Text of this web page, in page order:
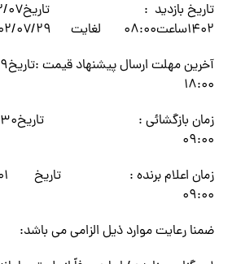
۱۴۰۲ساعت۰۸:۰۰ لغایت ۱۴۰۲/۰۷/۲۹ ساعت ۱۲:۰۰
۱۸:۰۰
۰۹:۰۰
۰۹:۰۰
ضمنا رعایت موارد ذیل الزامی می باشد: